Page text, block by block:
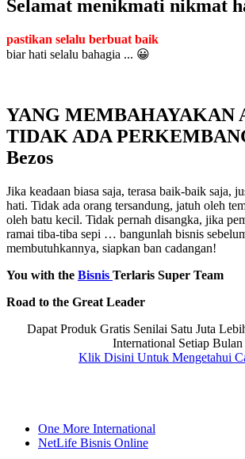
Selamat menikmati nikmat
pastikan selalu berbuat baik
biar hati selalu bahagia ... 😀
YANG MEMBAHAYAKAN
TIDAK ADA
Bezos
Jika keadaan biasa saja, terasa baik-baik saja,
hati. Tidak ada orang tersandung, jatuh oleh
oleh batu kecil. Tidak pernah disangka, jika
ramai tiba-tiba sepi … bangunlah bisnis
membutuhkannya, siapkan ban cadangan!
You with the Bisnis Terlaris Super Team
Road to the Great Leader
Dapat Produk Gratis Senilai Satu Juta
International Setiap Bulan
Klik Disini Untuk Mengetahui
One More International
NetLife Bisnis Online